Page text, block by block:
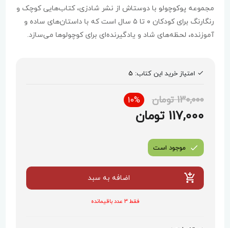
مجموعه پوکوچولو با دوستاش از نشر شادزی، کتاب‌هایی کوچک و
رنگارنگ برای کودکان ۰ تا ۵ سال است که با داستان‌های ساده و
آموزنده، لحظه‌های شاد و یادگیرنده‌ای برای کوچولوها می‌سازد.
امتیاز خرید این کتاب: 5
130,000 تومان 10%
117,000 تومان
موجود است
اضافه به سبد
فقط 3 عدد باقیمانده